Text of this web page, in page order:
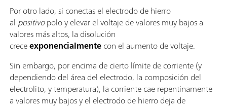
Por otro lado, si conectas el electrodo de hierro
al positivopolo y elevar el voltaje de valores muy bajos a
valores más altos, la disolución
creceexponencialmentecon el aumento de voltaje.
Sin embargo, por encima de cierto límite de corriente (y
dependiendo del área del electrodo, la composición del
electrolito, y temperatura), la corriente cae repentinamente
a valores muy bajos y el electrodo de hierro deja de